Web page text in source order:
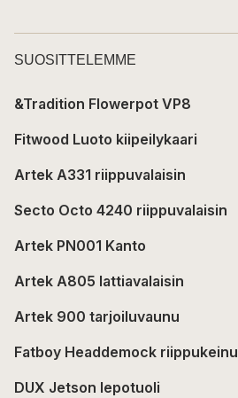
SUOSITTELEMME
&Tradition Flowerpot VP8
Fitwood Luoto kiipeilykaari
Artek A331 riippuvalaisin
Secto Octo 4240 riippuvalaisin
Artek PN001 Kanto
Artek A805 lattiavalaisin
Artek 900 tarjoiluvaunu
Fatboy Headdemock riippukeinu
DUX Jetson lepotuoli